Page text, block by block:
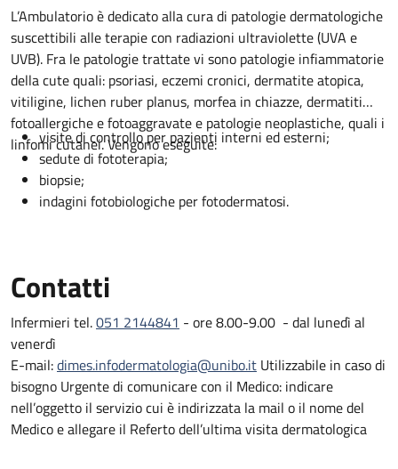
Descrizione
L’Ambulatorio è dedicato alla cura di patologie dermatologiche
suscettibili alle terapie con radiazioni ultraviolette (UVA e
UVB). Fra le patologie trattate vi sono patologie infiammatorie
della cute quali: psoriasi, eczemi cronici, dermatite atopica,
vitiligine, lichen ruber planus, morfea in chiazze, dermatiti
fotoallergiche e fotoaggravate e patologie neoplastiche, quali i
linfomi cutanei. Vengono eseguite:
visite di controllo per pazienti interni ed esterni;
sedute di fototerapia;
biopsie;
indagini fotobiologiche per fotodermatosi.
Contatti
Infermieri tel.051 2144841 - ore 8.00-9.00 - dal lunedì al
venerdì
E-mail:dimes.infodermatologia@unibo.it Utilizzabile in caso di
bisogno Urgente di comunicare con il Medico: indicare
nell’oggetto il servizio cui è indirizzata la mail o il nome del
Medico e allegare il Referto dell’ultima visita dermatologica